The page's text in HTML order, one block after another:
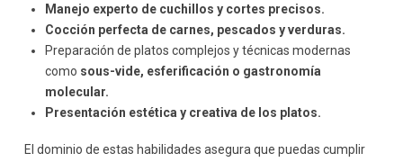
Manejo experto de cuchillos y cortes precisos.
Cocción perfecta de carnes, pescados y verduras.
Preparación de platos complejos y técnicas modernas
como sous-vide, esferificación o gastronomía
molecular.
Presentación estética y creativa de los platos.
El dominio de estas habilidades asegura que puedas cumplir